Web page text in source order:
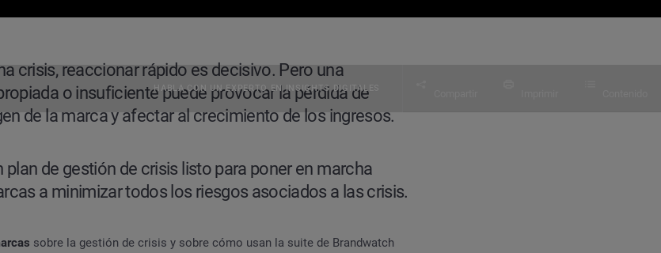
HABLA CON UN EXPERTO EN INSIGHTS DIGITALES
crisis, reaccionar rápido es decisivo. Pero una
o insuficiente puede provocar la pérdida de
de la marca y afectar al crecimiento de los ingresos.
plan de gestión de crisis listo para poner en marcha
a minimizar todos los riesgos asociados a las crisis.
sobre la gestión de crisis y sobre cómo usan la suite de Brandwatch